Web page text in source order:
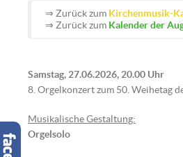
⇒ Zurück zum Kirchenmusik-
⇒ Zurück zum Kalender der
Samstag, 27.06.2026, 20.00 Uhr
8. Orgelkonzert zum 50. Weihetag
Musikalische Gestaltung:
Orgelsolo